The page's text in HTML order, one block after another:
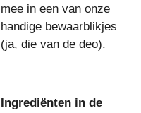
mee in een van onze
handige bewaarblikjes
(ja, die van de deo).
Ingrediënten in de